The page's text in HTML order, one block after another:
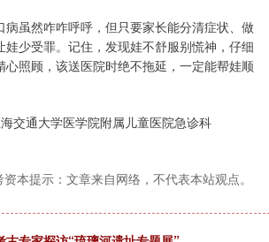
病虽然咋咋呼呼，但只要家长能分清症状、做
娃少受罪。记住，发现娃不舒服别慌神，仔细
心照顾，该送医院时绝不拖延，一定能帮娃顺
交通大学医学院附属儿童医院急诊科
资本提示：文章来自网络，不代表本站观点。